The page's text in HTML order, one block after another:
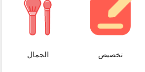
الجمال تخصيص